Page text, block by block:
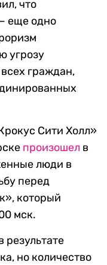
что
еще одно
угрозу
граждан,
Сити Холл»
произошел в
люди в
перед
который
мск.
но количество